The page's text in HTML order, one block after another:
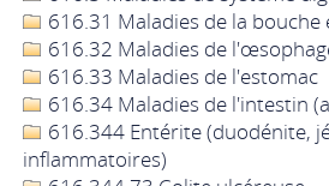
616.31 Maladies de la bouche
616.32 Maladies de
616.33 Maladies de l'estomac
616.34 Maladies de l'intestin
616.344 Entérite (duodénite,
inflammatoires)